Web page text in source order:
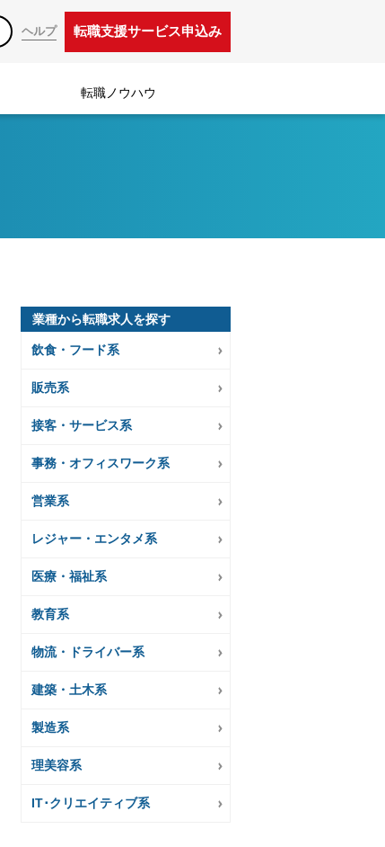
ヘルプ 転職支援サービス申込み
転職ノウハウ
業種から転職求人を探す
飲食・フード系
販売系
接客・サービス系
事務・オフィスワーク系
営業系
レジャー・エンタメ系
医療・福祉系
教育系
物流・ドライバー系
建築・土木系
製造系
理美容系
IT･クリエイティブ系